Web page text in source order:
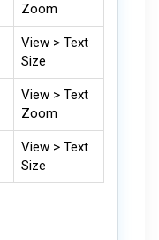
Zoom
View > Text
Size
View > Text
Zoom
View > Text
Size